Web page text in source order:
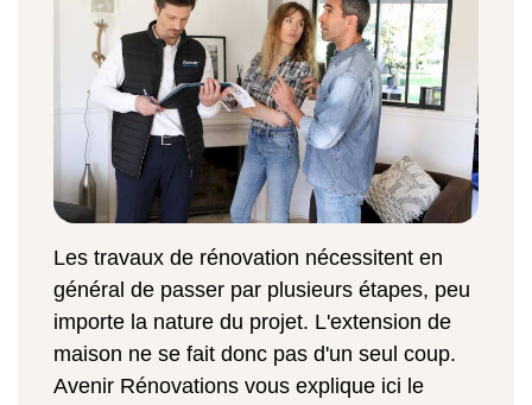
Les travaux de rénovation nécessitent en
général de passer par plusieurs étapes, peu
importe la nature du projet. L'extension de
maison ne se fait donc pas d'un seul coup.
Avenir Rénovations vous explique ici le